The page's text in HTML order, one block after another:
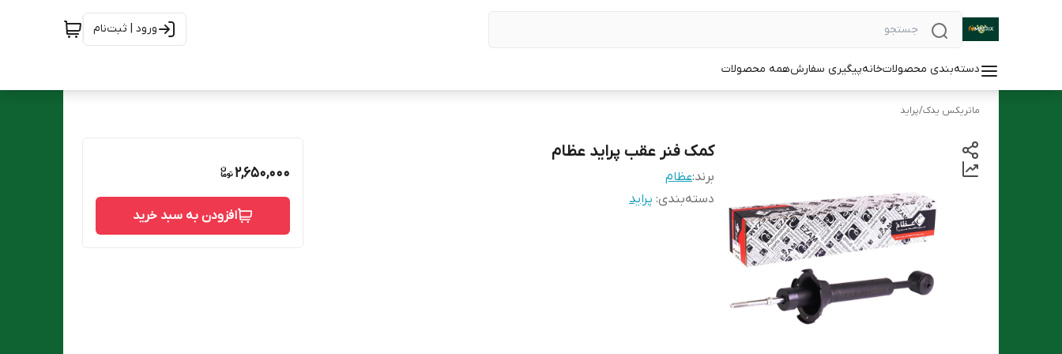
ورود | ثبت‌نام
دسته‌بندی محصولاتخانهپیگیری سفارشهمه محصولات
ماتریکس یدک/پراید
کمک فنر عقب پراید عظام
برند:عظام
دسته‌بندی: پراید
2,650,000
افزودن به سبد خرید